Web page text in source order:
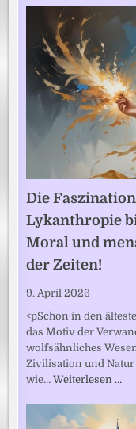
Die
Lykanthropie
Moral und
der Zeiten!
9. April 2026
<pSchon in den
das Motiv der
wolfsähnliches
Zivilisation und Natur
wie…Weiterlesen …